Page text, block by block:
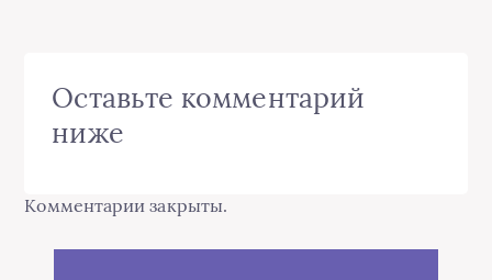
Оставьте комментарий
ниже
Комментарии закрыты.